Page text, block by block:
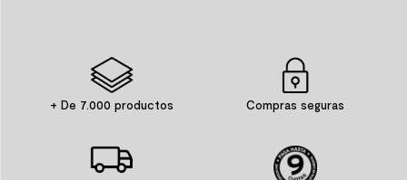
+ De 7.000 productos Compras seguras